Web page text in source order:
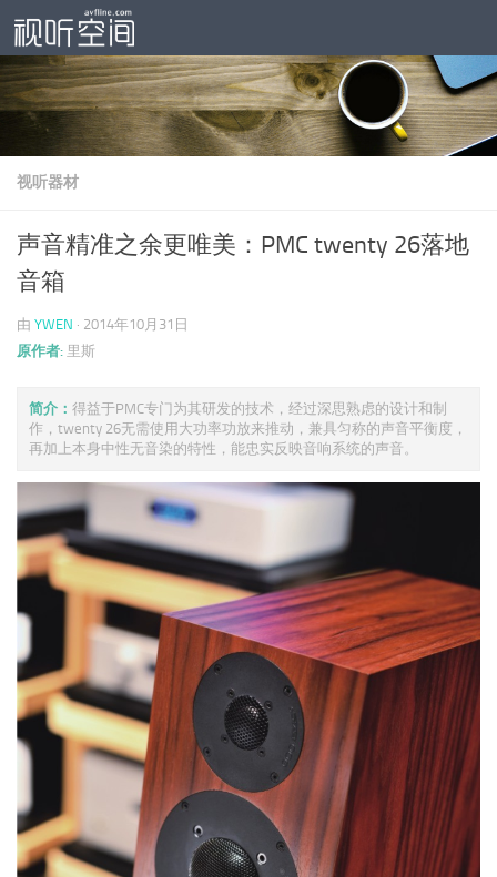
跳至内容
视听器材
声音精准之余更唯美：PMC twenty 26落地
音箱
由 YWEN · 2014年10月31日
原作者: 里斯
简介： 得益于PMC专门为其研发的技术，经过深思熟虑的设计和制
作，twenty 26无需使用大功率功放来推动，兼具匀称的声音平衡度，
再加上本身中性无音染的特性，能忠实反映音响系统的声音。